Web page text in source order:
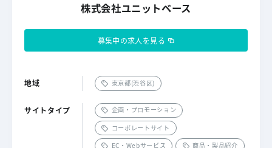
株式会社ユニットベース
募集中の求人を見る
地域 東京都(渋谷区)
サイトタイプ
企画・プロモーション
コーポレートサイト
EC・Webサービス
商品・製品紹介